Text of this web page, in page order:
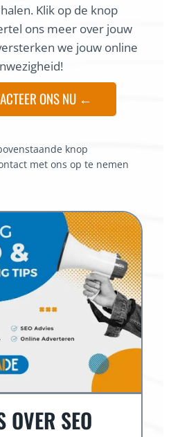
Klik op de knop
ons meer over jouw
we jouw online
ONS NU ←
knop
met ons op te nemen
OVER SEO